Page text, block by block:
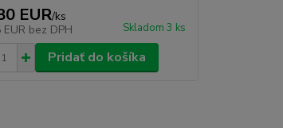
EUR/ks
bez DPH Skladom 3 ks
Pridať do košíka